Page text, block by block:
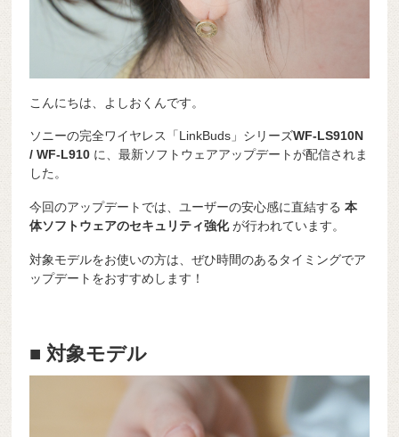
こんにちは、よしおくんです。
ソニーの完全ワイヤレス「LinkBuds」シリーズWF-LS910N
/ WF-L910 に、最新ソフトウェアアップデートが配信されま
した。
今回のアップデートでは、ユーザーの安心感に直結する本
体ソフトウェアのセキュリティ強化が行われています。
対象モデルをお使いの方は、ぜひ時間のあるタイミングでア
ップデートをおすすめします！
■ 対象モデル